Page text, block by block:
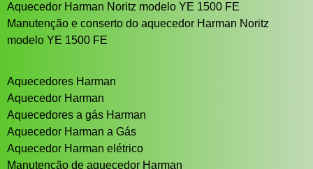
Aquecedor Harman Noritz modelo YE 1500 FE
Manutenção e conserto do aquecedor Harman Noritz
modelo YE 1500 FE
Aquecedores Harman
Aquecedor Harman
Aquecedores a gás Harman
Aquecedor Harman a Gás
Aquecedor Harman elétrico
Manutenção de aquecedor Harman